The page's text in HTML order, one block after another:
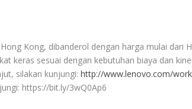
Kong, dibanderol dengan harga mulai dari
keras sesuai dengan kebutuhan biaya dan
silakan kunjungi:http://www.lenovo.com/
https://bit.ly/3wQ0Ap6